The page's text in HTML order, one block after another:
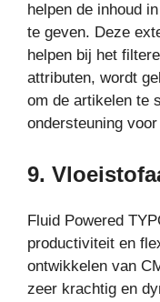
helpen de inhoud
te geven. Deze
helpen bij het
attributen, wordt
om de artikelen te
ondersteuning
9.
Fluid Powered
productiviteit en
ontwikkelen van
zeer krachtig en